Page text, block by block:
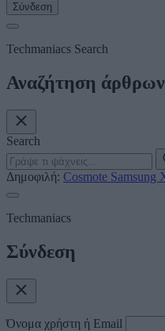
Σύνδεση
Techmaniacs Search
Αναζήτηση άρθρων
Search
Δημοφιλή: Cosmote Samsung
Techmaniacs
Σύνδεση
Όνομα χρήστη ή Email